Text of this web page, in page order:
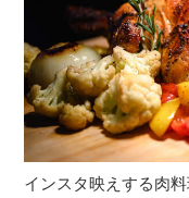
インスタ映えする肉